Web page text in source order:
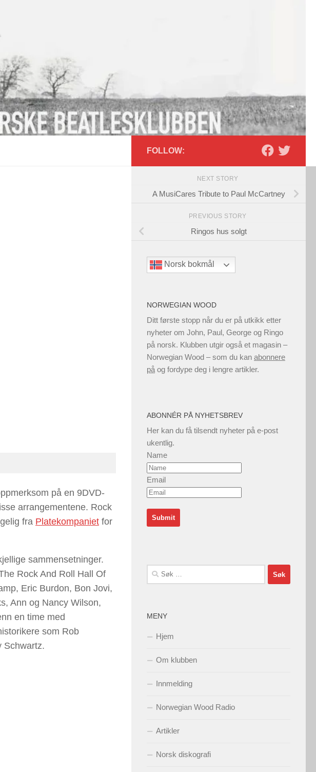
på en 9DVD-
arrangementene. Rock
fra Platekompaniet for
sammensetninger.
Rock And Roll Hall Of
Eric Burdon, Bon Jovi,
Ann og Nancy Wilson,
en time med
som Rob
Schwartz.
FOLLOW:
NEXT STORY
A MusiCares Tribute to Paul McCartney
PREVIOUS STORY
Ringos hus solgt
Norsk bokmål
NORWEGIAN WOOD
Ditt første stopp når du er på utkikk etter
nyheter om John, Paul, George og Ringo
på norsk. Klubben utgir også et magasin –
Norwegian Wood – som du kan abonnere
på og fordype deg i lengre artikler.
ABONNÉR PÅ NYHETSBREV
Her kan du få tilsendt nyheter på e-post
ukentlig.
Name
Email
Søk
etter:
MENY
Hjem
Om klubben
Innmelding
Norwegian Wood Radio
Artikler
Norsk diskografi